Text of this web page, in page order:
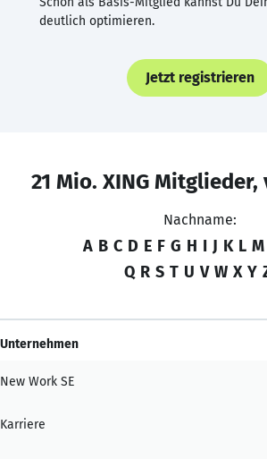
deutlich optimieren.
Jetzt registrieren
21 Mio. XING Mitglieder,
Nachname:
A B C D E F G H I J K L M
Q R S T U V W X Y
Unternehmen
New Work SE
Karriere